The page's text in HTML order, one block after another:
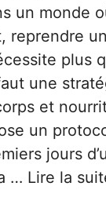
un monde
reprendre
plus
une
et
un
jours
… Lire la